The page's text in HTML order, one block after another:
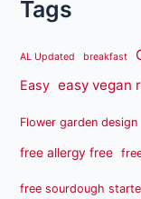
Tags
AL Updated breakfast
Easy easy vegan
Flower garden design
free allergy free
free sourdough